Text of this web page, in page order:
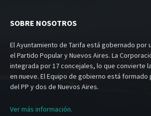
SOBRE NOSOTROS
El Ayuntamiento de Tarifa está gobernado por
el Partido Popular y Nuevos Aires. La
integrada por 17 concejales, lo que convierte
en nueve. El Equipo de gobierno está
del PP y dos de Nuevos Aires.
Ver más información.